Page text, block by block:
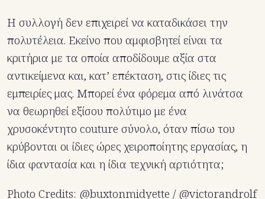
Η συλλογή δεν επιχειρεί να καταδικάσει την
πολυτέλεια. Εκείνο που αμφισβητεί είναι τα
κριτήρια με τα οποία αποδίδουμε αξία στα
αντικείμενα και, κατ’ επέκταση, στις ίδιες τις
εμπειρίες μας. Μπορεί ένα φόρεμα από λινάτσα
να θεωρηθεί εξίσου πολύτιμο με ένα
χρυσοκέντητο couture σύνολο, όταν πίσω του
κρύβονται οι ίδιες ώρες χειροποίητης εργασίας, η
ίδια φαντασία και η ίδια τεχνική αρτιότητα;
Photo Credits: @buxtonmidyette / @victorandrolf